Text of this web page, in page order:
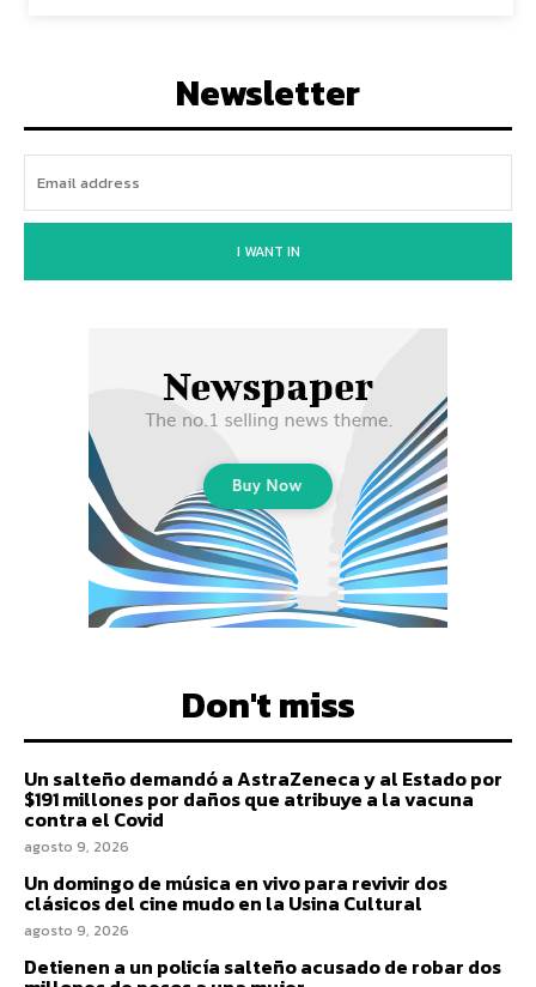
Newsletter
I WANT IN
Don't miss
Un salteño demandó a AstraZeneca y al Estado por
$191 millones por daños que atribuye a la vacuna
contra el Covid
agosto 9, 2026
Un domingo de música en vivo para revivir dos
clásicos del cine mudo en la Usina Cultural
agosto 9, 2026
Detienen a un policía salteño acusado de robar dos